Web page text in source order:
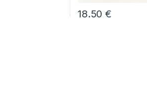
18.50€